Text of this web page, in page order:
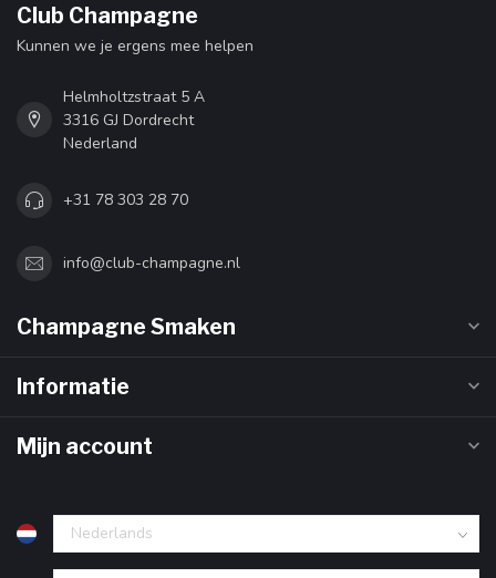
Club Champagne
Kunnen we je ergens mee helpen
Helmholtzstraat 5 A
3316 GJ Dordrecht
Nederland
+31 78 303 28 70
info@club-champagne.nl
Champagne Smaken
Informatie
Mijn account